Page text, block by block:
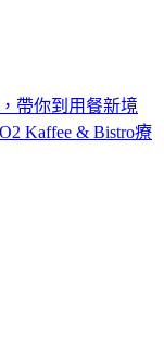
帶你到用餐新境
Kaffee & Bistro療